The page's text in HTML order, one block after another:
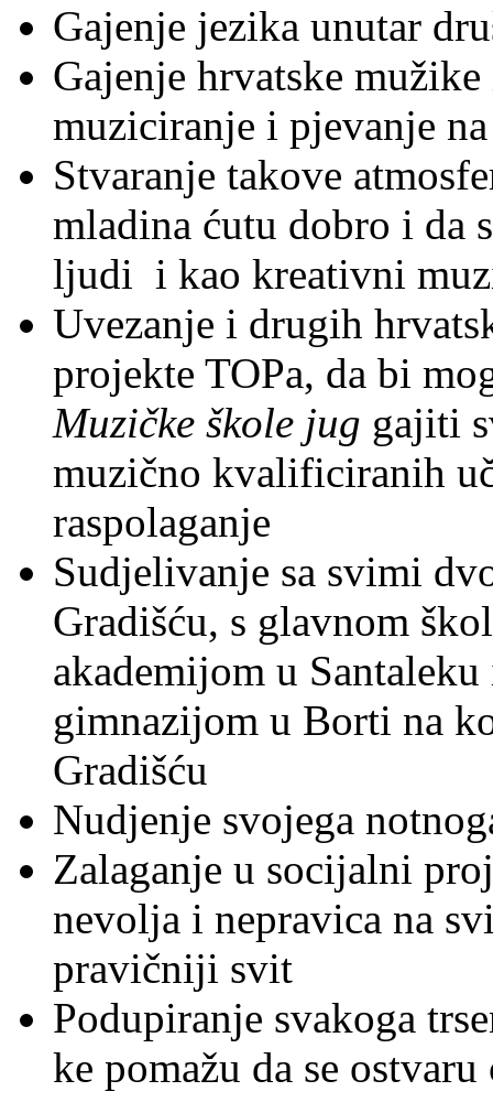
Gajenje jezika unutar
Gajenje hrvatske
muziciranje i pjevanje
Stvaranje takove
mladina ćutu dobro i da
ljudi i kao kreativni
Uvezanje i drugih
projekte TOPa, da bi
Muzičke škole jug gajiti
muzično kvalificiranih
raspolaganje
Sudjelivanje sa svimi
Gradišću, s glavnom
akademijom u
gimnazijom u Borti na
Gradišću
Nudjenje svojega
Zalaganje u socijalni
nevolja i nepravica na
pravičniji svit
Podupiranje svakoga
ke pomažu da se